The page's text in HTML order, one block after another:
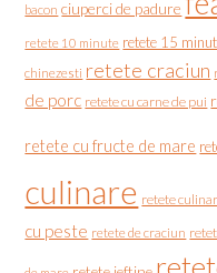
bacon ciuperci de padure
retete 10 minute retete 15
chinezesti retete craciun
de porc retete cu carne de pui
retete cu fructe de mare
culinare retete
cu peste retete de craciun